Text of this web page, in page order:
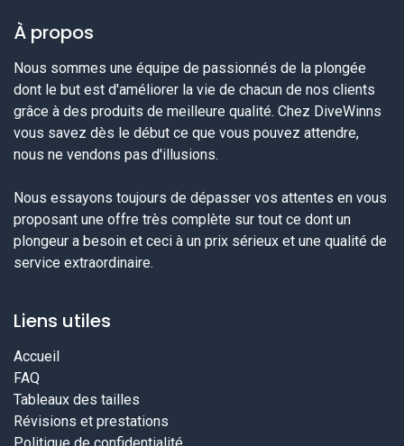
À propos
Nous sommes une équipe de passionnés de la plongée
dont le but est d'améliorer la vie de chacun de nos clients
grâce à des produits de meilleure qualité. Chez DiveWinns
vous savez dès le début ce que vous pouvez attendre,
nous ne vendons pas d'illusions.
Nous essayons toujours de dépasser vos attentes en vous
proposant une offre très complète sur tout ce dont un
plongeur a besoin et ceci à un prix sérieux et une qualité de
service extraordinaire.
Liens utiles
Accueil
FAQ
Tableaux des tailles
Révisions et prestations
Politique de confidentialité